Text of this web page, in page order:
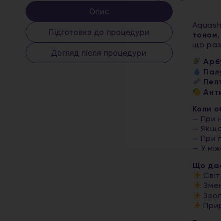
Опис
Підготовка до процедури
Догляд після процедури
тоном,
що
Коли
— При
— Якщо
— При
— У
Що